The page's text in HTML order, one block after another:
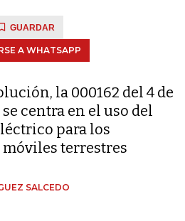
GUARDAR
A WHATSAPP
la 000162 del 4 de
se centra en el uso del
para los
terrestres
SALCEDO